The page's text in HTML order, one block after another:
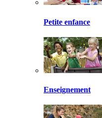
Petite enfance
Enseignement